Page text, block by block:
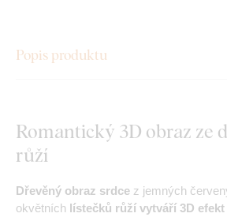
Popis produktu
Romantický 3D obraz ze
růží
Dřevěný obraz srdce z jemných
okvětních lístečků růží vytváří 3D efekt